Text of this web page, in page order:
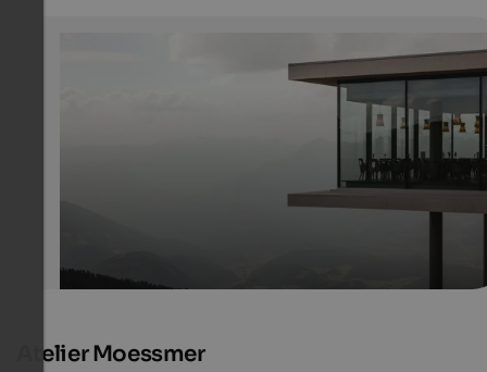
Building AlpiNN Food Space & Restaurant at Kronplatz
Atelier Moessmer